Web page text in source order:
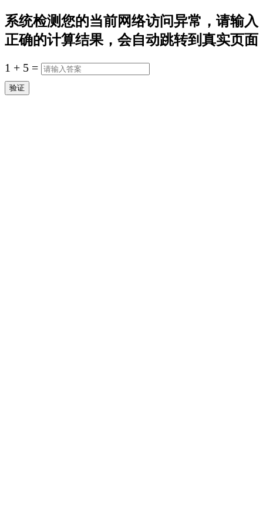
系统检测您的当前网络访问异常，请输入
正确的计算结果，会自动跳转到真实页面
1 + 5 =